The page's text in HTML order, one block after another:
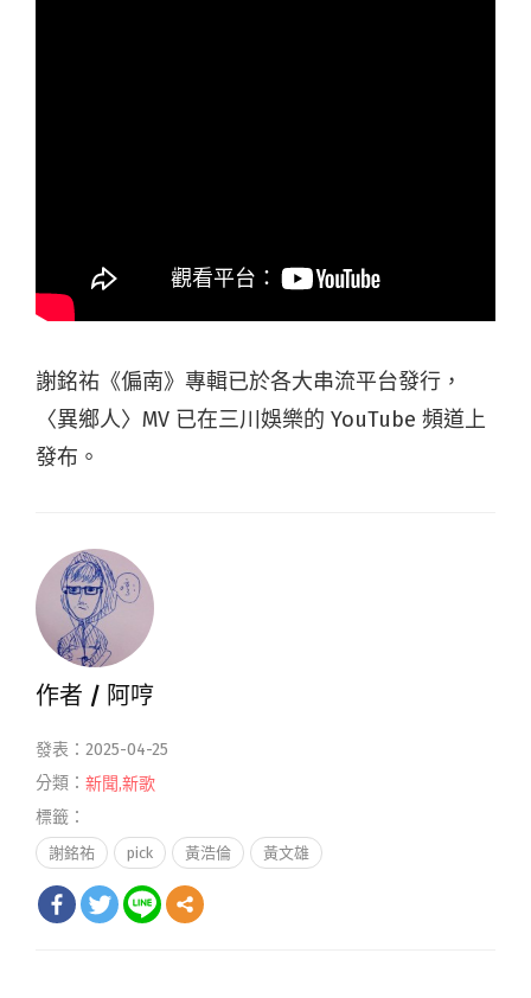
謝銘祐《偏南》專輯已於各大串流平台發行，
〈異鄉人〉MV 已在三川娛樂的 YouTube 頻道上
發布。
作者 / 阿哼
發表：2025-04-25
分類： 新聞,新歌
標籤：
謝銘祐 pick 黃浩倫 黃文雄